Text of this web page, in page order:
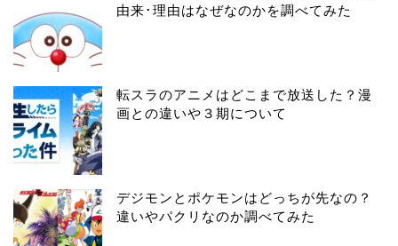
由来･理由はなぜなのかを調べてみた
転スラのアニメはどこまで放送した？漫
画との違いや３期について
デジモンとポケモンはどっちが先なの？
違いやパクリなのか調べてみた